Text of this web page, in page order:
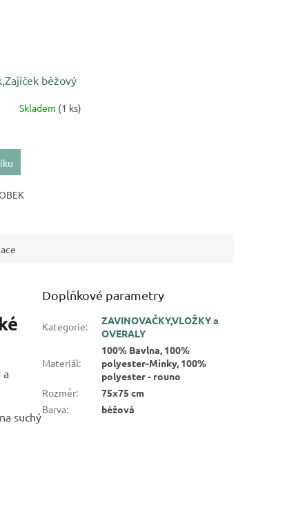
béžový
Skladem (1 ks)
a
suchý
Doplňkové parametry
Kategorie:
ZAVINOVAČKY,VLOŽKY a
OVERALY
Materiál:
100% Bavlna, 100%
polyester-Minky, 100%
polyester - rouno
Rozměr:
75x75 cm
Barva: béžová